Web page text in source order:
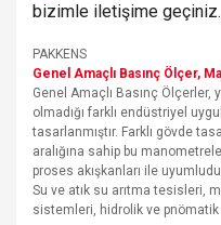
bizimle iletişime geçiniz.
PAKKENS
Genel Amaçlı Basınç Ölçer,
Genel Amaçlı Basınç
olmadığı farklı endüstriyel
tasarlanmıştır. Farklı gövde
aralığına sahip bu
proses akışkanları ile
Su ve atık su arıtma tesisleri,
sistemleri, hidrolik ve